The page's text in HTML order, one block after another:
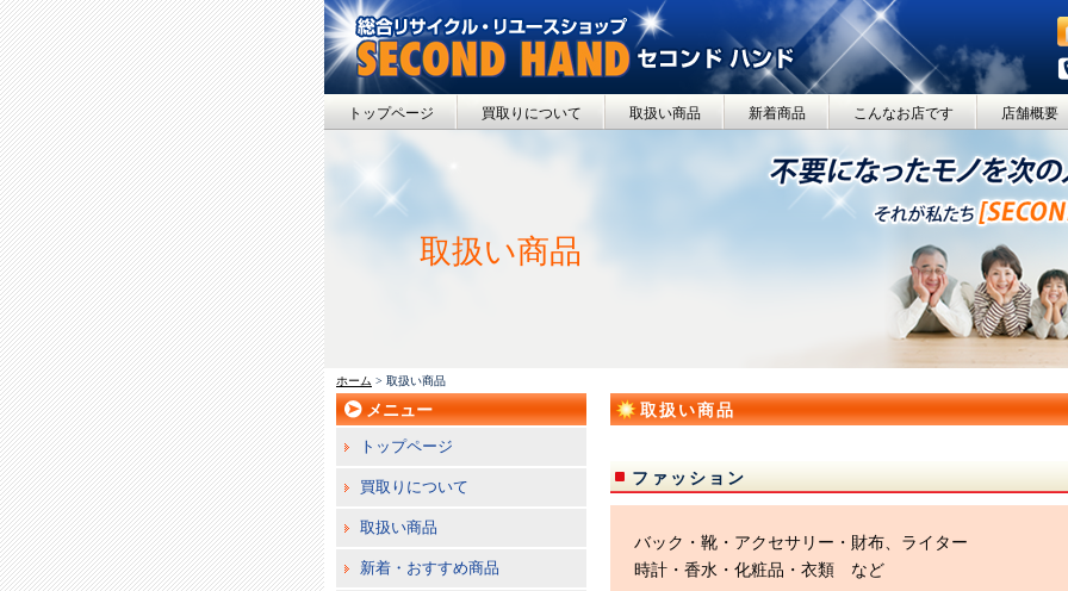
トップページ 買取りについて 取扱い商品 新着商品 こんなお店です 店舗概要
取扱い商品
ホーム > 取扱い商品
取扱い商品
ファッション
バック・靴・アクセサリー・財布、ライター
時計・香水・化粧品・衣類 など
メニュー
トップページ
買取りについて
取扱い商品
新着・おすすめ商品